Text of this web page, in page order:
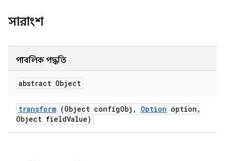
সারাংশ
পাবলিক পদ্ধতি
abstract Object
transform (Object configObj , Option option ,
Object fieldValue)